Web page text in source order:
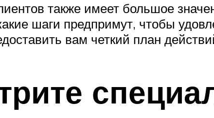
также имеет большое
шаги предпримут, чтобы
вам четкий план